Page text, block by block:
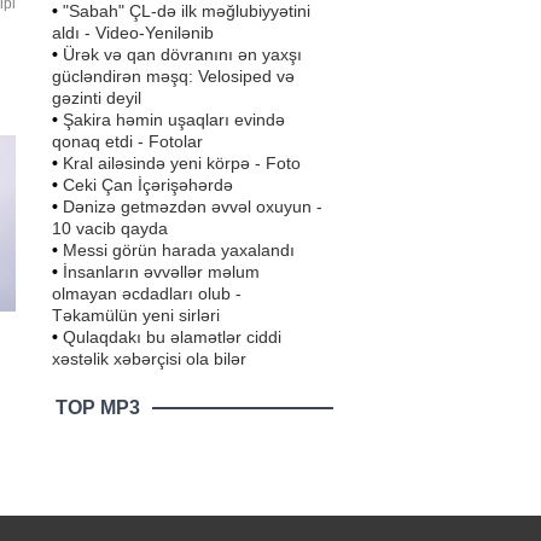
• "Sabah" ÇL-də ilk məğlubiyyətini
aldı - Video-Yenilənib
• Ürək və qan dövranını ən yaxşı
gücləndirən məşq: Velosiped və
gəzinti deyil
• Şakira həmin uşaqları evində
qonaq etdi - Fotolar
• Kral ailəsində yeni körpə - Foto
• Ceki Çan İçərişəhərdə
• Dənizə getməzdən əvvəl oxuyun -
10 vacib qayda
• Messi görün harada yaxalandı
• İnsanların əvvəllər məlum
olmayan əcdadları olub -
Təkamülün yeni sirləri
• Qulaqdakı bu əlamətlər ciddi
xəstəlik xəbərçisi ola bilər
TOP MP3